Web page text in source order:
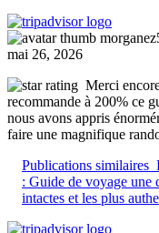
mai 26, 2026
Merci
recommande à 200% ce
nous avons appris
faire une magnifique
Publications similaires
: Guide de voyage une
intactes et les plus